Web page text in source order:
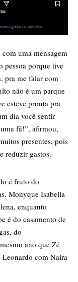
uma mensagem
pessoa porque tive
pra me falar com
não é um parque
esteve pronta pra
dia você sentir
fã!”, afirmou,
presentes, pois
reduzir gastos.
é fruto do
Monyque Isabella
enquanto
é do casamento de
do
ano que Zé
com Naira